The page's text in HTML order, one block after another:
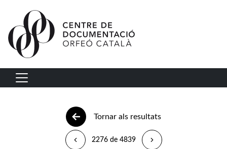
Vés al contingut
Navegació principal
Tornar als resultats
2276 de 4839